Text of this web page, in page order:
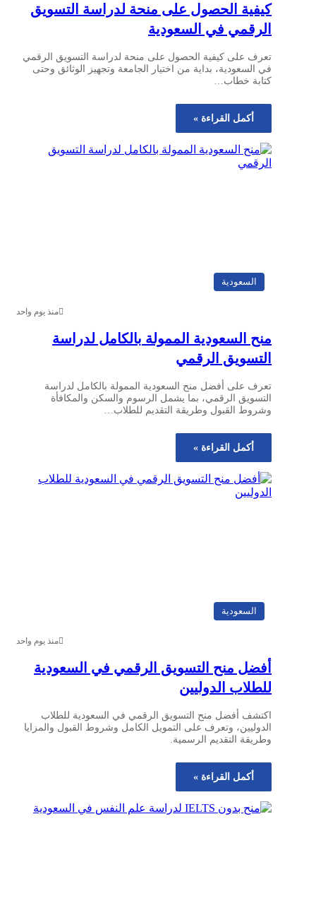
كيفية الحصول على منحة لدراسة التسويق
الرقمي في السعودية
تعرف على كيفية الحصول على منحة لدراسة التسويق الرقمي
في السعودية، بداية من اختيار الجامعة وتجهيز الوثائق وحتى
كتابة خطاب…
أكمل القراءة »
منذ يوم واحد
منح السعودية الممولة بالكامل لدراسة
التسويق الرقمي
تعرف على أفضل منح السعودية الممولة بالكامل لدراسة
التسويق الرقمي، بما يشمل الرسوم والسكن والمكافأة
وشروط القبول وطريقة التقديم للطلاب…
أكمل القراءة »
منذ يوم واحد
أفضل منح التسويق الرقمي في السعودية
للطلاب الدوليين
اكتشف أفضل منح التسويق الرقمي في السعودية للطلاب
الدوليين، وتعرف على التمويل الكامل وشروط القبول والمزايا
وطريقة التقديم الرسمية.
أكمل القراءة »